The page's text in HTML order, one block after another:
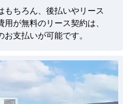
ちろん、後払いやリース
が無料のリース契約は、
支払いが可能です。